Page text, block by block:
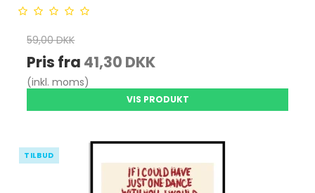
59,00 DKK
Pris fra 41,30 DKK
(inkl. moms)
VIS PRODUKT
TILBUD